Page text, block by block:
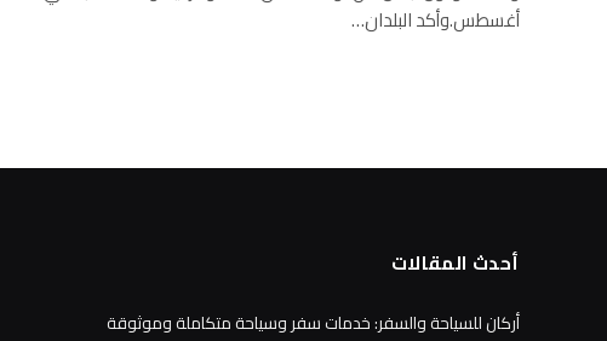
أغسطس.وأكد البلدان…
أحدث المقالات
أركان للسياحة والسفر: خدمات سفر وسياحة متكاملة وموثوقة